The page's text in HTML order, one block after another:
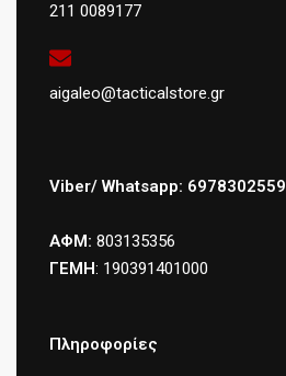
211 0089177
aigaleo@tacticalstore.gr
Viber/ Whatsapp: 6978302559
ΑΦΜ: 803135356
ΓΕΜΗ: 190391401000
Πληροφορίες